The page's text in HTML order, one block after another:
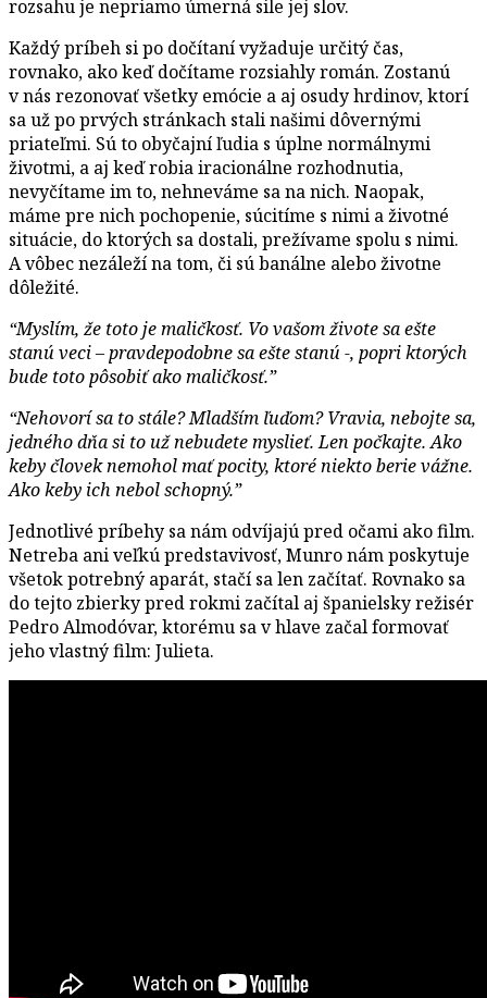
rozsahu je nepriamo úmerná sile jej slov.
Každý príbeh si po dočítaní vyžaduje určitý čas,
rovnako, ako keď dočítame rozsiahly román. Zostanú
v nás rezonovať všetky emócie a aj osudy hrdinov, ktorí
sa už po prvých stránkach stali našimi dôvernými
priateľmi. Sú to obyčajní ľudia s úplne normálnymi
životmi, a aj keď robia iracionálne rozhodnutia,
nevyčítame im to, nehneváme sa na nich. Naopak,
máme pre nich pochopenie, súcitíme s nimi a životné
situácie, do ktorých sa dostali, prežívame spolu s nimi.
A vôbec nezáleží na tom, či sú banálne alebo životne
dôležité.
“Myslím, že toto je maličkosť. Vo vašom živote sa ešte
stanú veci – pravdepodobne sa ešte stanú -, popri ktorých
bude toto pôsobiť ako maličkosť.”
“Nehovorí sa to stále? Mladším ľuďom? Vravia, nebojte sa,
jedného dňa si to už nebudete myslieť. Len počkajte. Ako
keby človek nemohol mať pocity, ktoré niekto berie vážne.
Ako keby ich nebol schopný.”
Jednotlivé príbehy sa nám odvíjajú pred očami ako film.
Netreba ani veľkú predstavivosť, Munro nám poskytuje
všetok potrebný aparát, stačí sa len začítať. Rovnako sa
do tejto zbierky pred rokmi začítal aj španielsky režisér
Pedro Almodóvar, ktorému sa v hlave začal formovať
jeho vlastný film: Julieta.